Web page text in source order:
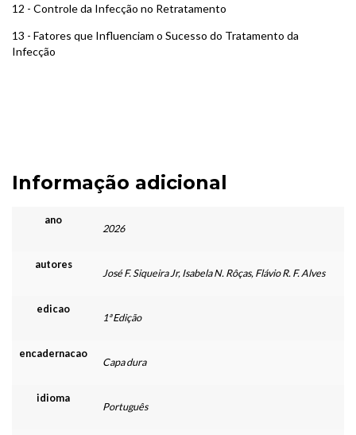
12 - Controle da Infecção no Retratamento
13 - Fatores que Influenciam o Sucesso do Tratamento da
Infecção
Informação adicional
ano
2026
autores
José F. Siqueira Jr, Isabela N. Rôças, Flávio R. F. Alves
edicao
1ª Edição
encadernacao
Capa dura
idioma
Português